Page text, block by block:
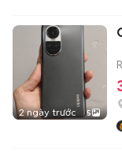
2 ngày trước 5